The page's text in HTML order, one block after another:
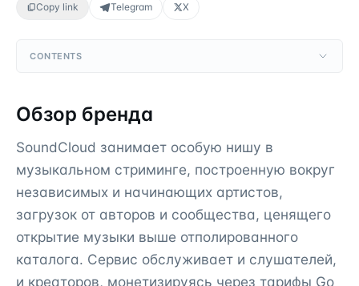
Copy link Telegram X
CONTENTS
Обзор бренда
SoundCloud занимает особую нишу в
музыкальном стриминге, построенную вокруг
независимых и начинающих артистов,
загрузок от авторов и сообщества, ценящего
открытие музыки выше отполированного
каталога. Сервис обслуживает и слушателей,
и креаторов, монетизируясь через тарифы Go